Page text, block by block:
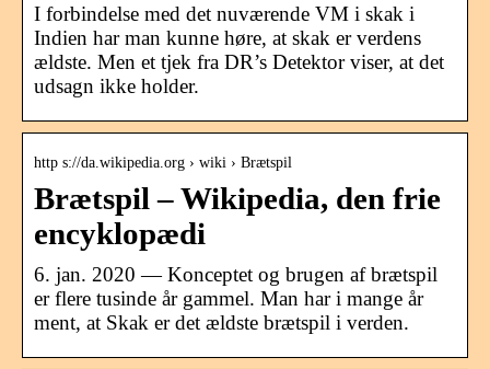
I forbindelse med det nuværende VM i skak i
Indien har man kunne høre, at skak er verdens
ældste. Men et tjek fra DR’s Detektor viser, at det
udsagn ikke holder.
http s://da.wikipedia.org › wiki › Brætspil
Brætspil – Wikipedia, den frie
encyklopædi
6. jan. 2020 — Konceptet og brugen af brætspil
er flere tusinde år gammel. Man har i mange år
ment, at Skak er det ældste brætspil i verden.